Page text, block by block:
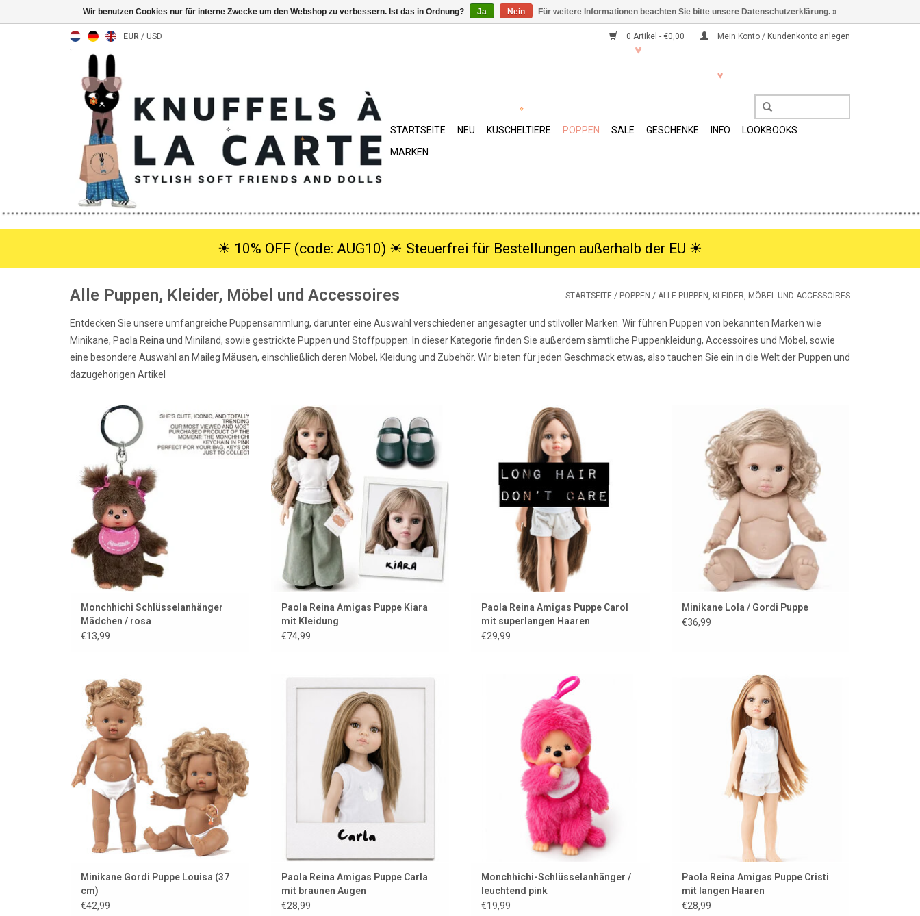
EUR / USD 0 Artikel - €0,00 Mein Konto / Kundenkonto anlegen
STARTSEITE NEU KUSCHELTIERE POPPEN SALE GESCHENKE INFO
LOOKBOOKS
MARKEN
☀︎ 10% OFF (code: AUG10) ☀︎ Steuerfrei für Bestellungen außerhalb der EU ☀︎
Alle Puppen, Kleider, Möbel und Accessoires STARTSEITE / POPPEN / ALLE PUPPEN, KLEIDER, MÖBEL UND ACCESSOIRES
Entdecken Sie unsere umfangreiche Puppensammlung, darunter eine Auswahl verschiedener angesagter und stilvoller Marken. Wir führen Puppen von bekannten Marken wie
Minikane, Paola Reina und Miniland, sowie gestrickte Puppen und Stoffpuppen. In dieser Kategorie finden Sie außerdem sämtliche Puppenkleidung, Accessoires und Möbel, sowie
eine besondere Auswahl an Maileg Mäusen, einschließlich deren Möbel, Kleidung und Zubehör. Wir bieten für jeden Geschmack etwas, also tauchen Sie ein in die Welt der Puppen und
dazugehörigen Artikel
Monchhichi Schlüsselanhänger
ZUM WARENKORB HINZUFÜGEN
Monchhichi Schlüsselanhänger
Mädchen / rosa
€13,99
Amigas-Puppe Kiara mit Kleidung und
ZUM WARENKORB HINZUFÜGEN
Paola Reina Amigas Puppe Kiara
mit Kleidung
€74,99
Die wunderschöne Carol von Paola Reina
mit extrem langem Haar! Dies ist eine
Puppe aus der Amigas-Serie.
ZUM WARENKORB HINZUFÜGEN
Paola Reina Amigas Puppe Carol
mit superlangen Haaren
€29,99
Lola ist die neueste Puppe der
französischen Marke Minikane, limitierte
Auflage
ZUM WARENKORB HINZUFÜGEN
Minikane Lola / Gordi Puppe
€36,99
Die wunderschöne Louisa der
französischen Marke Minikane...
ZUM WARENKORB HINZUFÜGEN
Minikane Gordi Puppe Louisa (37
cm)
€42,99
ZUM WARENKORB HINZUFÜGEN
Paola Reina Amigas Puppe Carla
mit braunen Augen
€28,99
Monchhichi-Schlüsselanhänger in
leuchtendem Pink
ZUM WARENKORB HINZUFÜGEN
Monchhichi-Schlüsselanhänger /
leuchtend pink
€19,99
Wunderschöne Amigas-Puppe Cristi mit
langen Haaren.
ZUM WARENKORB HINZUFÜGEN
Paola Reina Amigas Puppe Cristi
mit langen Haaren
€28,99
Wir benutzen Cookies nur für interne Zwecke um den Webshop zu verbessern. Ist das in Ordnung? Ja Nein Für weitere Informationen beachten Sie bitte unsere Datenschutzerklärung. »